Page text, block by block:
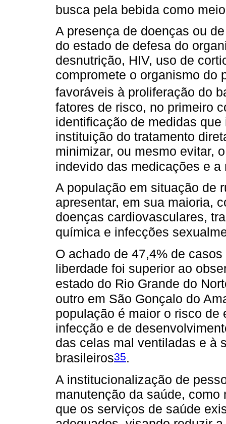
busca pela bebida como
A presença de doenças ou
do estado de defesa do
desnutrição, HIV, uso de
compromete o organismo do
favoráveis à proliferação do
fatores de risco, no primeiro
identificação de medidas
instituição do tratamento
minimizar, ou mesmo evitar,
indevido das medicações e
A população em situação de
apresentar, em sua maioria,
doenças cardiovasculares,
química e infecções
O achado de 47,4% de
liberdade foi superior ao
estado do Rio Grande do
outro em São Gonçalo do
população é maior o risco
infecção e de
das celas mal ventiladas e à
brasileiros35.
A institucionalização de
manutenção da saúde,
que os serviços de saúde